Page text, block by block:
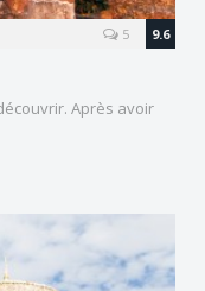
9.6
5
Après avoir